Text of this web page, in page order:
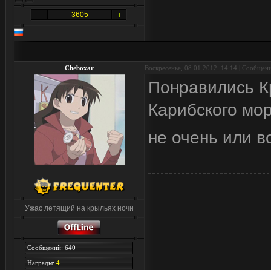
3605
Cheboxar Воскресенье, 08.01.2012, 14:14 |
Ужас летящий на крыльях ночи
Сообщений: 640
Награды: 4
Понравились
Карибского
не очень или